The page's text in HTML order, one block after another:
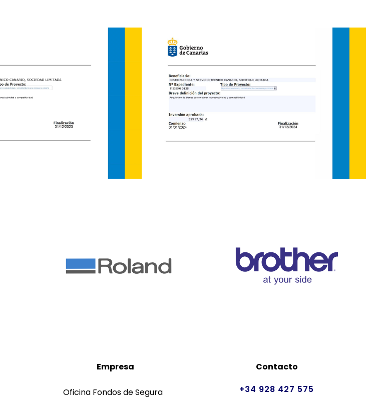
Empresa
Oficina Fondos de Segura
Contacto
+34 928 427 575